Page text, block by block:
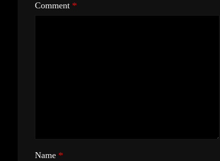
Comment *
Name *